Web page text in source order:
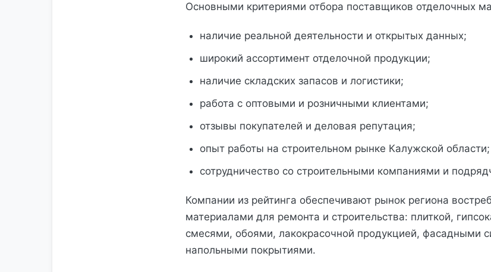
Основными критериями отбора поставщиков отделочных
наличие реальной деятельности и открытых данных;
широкий ассортимент отделочной продукции;
наличие складских запасов и логистики;
работа с оптовыми и розничными клиентами;
отзывы покупателей и деловая репутация;
опыт работы на строительном рынке Калужской области;
сотрудничество со строительными компаниями и
Компании из рейтинга обеспечивают рынок региона
материалами для ремонта и строительства: плиткой,
смесями, обоями, лакокрасочной продукцией, фасадными
напольными покрытиями.